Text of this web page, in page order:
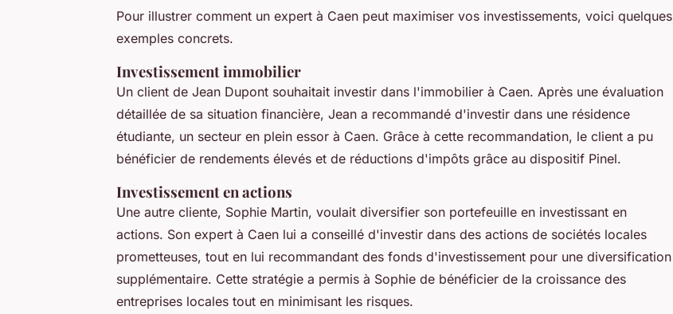
Pour illustrer comment un expert à Caen peut maximiser vos investissements, voici quelques
exemples concrets.
Investissement immobilier
Un client de Jean Dupont souhaitait investir dans l'immobilier à Caen. Après une évaluation
détaillée de sa situation financière, Jean a recommandé d'investir dans une résidence
étudiante, un secteur en plein essor à Caen. Grâce à cette recommandation, le client a pu
bénéficier de rendements élevés et de réductions d'impôts grâce au dispositif Pinel.
Investissement en actions
Une autre cliente, Sophie Martin, voulait diversifier son portefeuille en investissant en
actions. Son expert à Caen lui a conseillé d'investir dans des actions de sociétés locales
prometteuses, tout en lui recommandant des fonds d'investissement pour une diversification
supplémentaire. Cette stratégie a permis à Sophie de bénéficier de la croissance des
entreprises locales tout en minimisant les risques.